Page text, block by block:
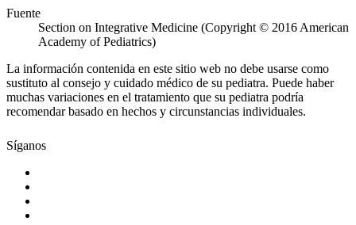
Fuente
Section on Integrative Medicine (Copyright © 2016 American
Academy of Pediatrics)
La información contenida en este sitio web no debe usarse como
sustituto al consejo y cuidado médico de su pediatra. Puede haber
muchas variaciones en el tratamiento que su pediatra podría
recomendar basado en hechos y circunstancias individuales.
Síganos